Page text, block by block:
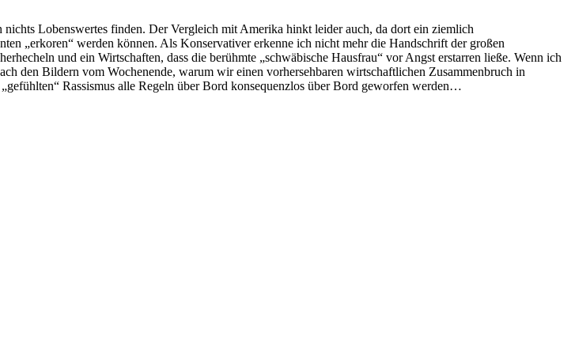
Lobenswertes finden. Der Vergleich mit Amerika hinkt leider auch, da dort ein ziemlich
„erkoren“ werden können. Als Konservativer erkenne ich nicht mehr die Handschrift der großen
und ein Wirtschaften, dass die berühmte „schwäbische Hausfrau“ vor Angst erstarren ließe. Wenn ich
den Bildern vom Wochenende, warum wir einen vorhersehbaren wirtschaftlichen Zusammenbruch in
Rassismus alle Regeln über Bord konsequenzlos über Bord geworfen werden…